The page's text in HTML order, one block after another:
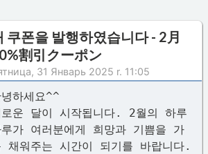
쿠폰을 발행하였습니다 - 2月
割引クーポン
31 Январь 2025 r. 11:05
녕하세요^^
로운 달이 시작됩니다. 2월의 하루
루가 여러분에게 희망과 기쁨을 가
채워주는 시간이 되기를 바랍니다.